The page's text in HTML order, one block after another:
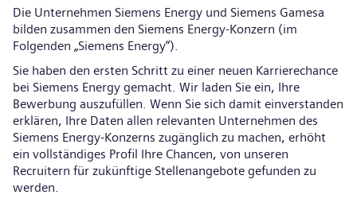
Die Unternehmen Siemens Energy und Siemens Gamesa
bilden zusammen den Siemens Energy-Konzern (im
Folgenden „Siemens Energy“).
Sie haben den ersten Schritt zu einer neuen Karrierechance
bei Siemens Energy gemacht. Wir laden Sie ein, Ihre
Bewerbung auszufüllen. Wenn Sie sich damit einverstanden
erklären, Ihre Daten allen relevanten Unternehmen des
Siemens Energy-Konzerns zugänglich zu machen, erhöht
ein vollständiges Profil Ihre Chancen, von unseren
Recruitern für zukünftige Stellenangebote gefunden zu
werden.